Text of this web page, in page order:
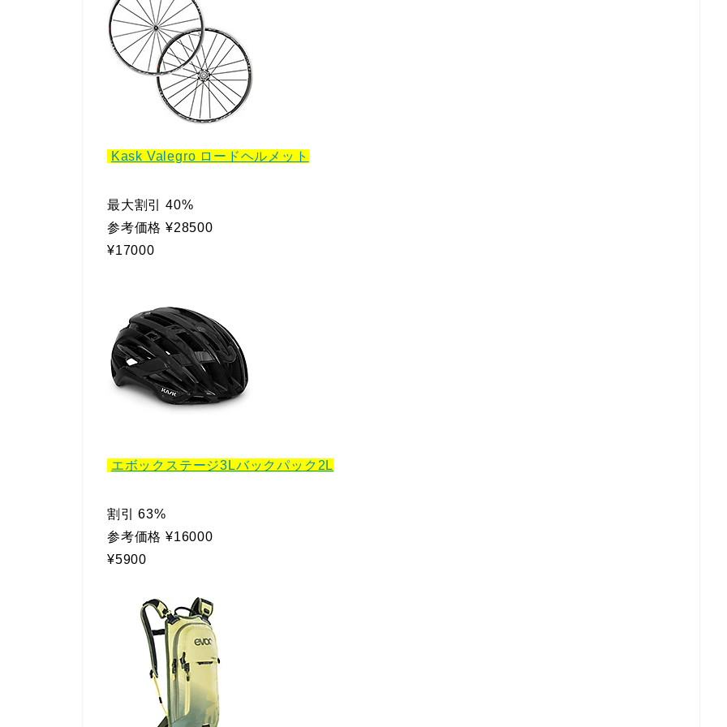
Kask Valegro ロードヘルメット
最大割引 40%
参考価格 ¥28500
¥17000
エボックステージ3Lバックパック2L
割引 63%
参考価格 ¥16000
¥5900